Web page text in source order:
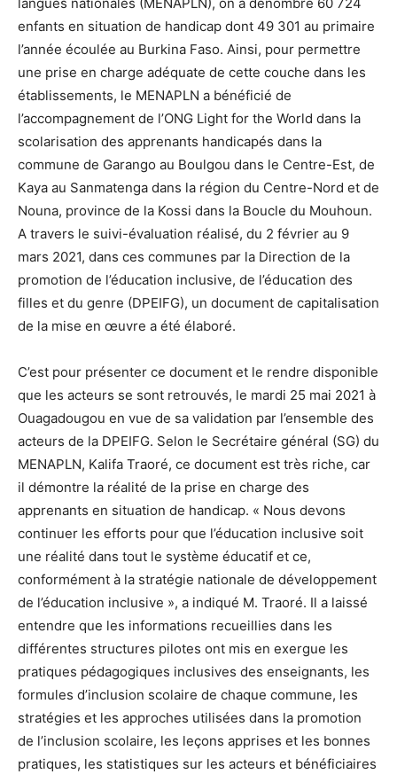
enfants en situation de handicap dont 49 301 au primaire
l’année écoulée au Burkina Faso. Ainsi, pour permettre
une prise en charge adéquate de cette couche dans les
établissements, le MENAPLN a bénéficié de
l’accompagnement de l’ONG Light for the World dans la
scolarisation des apprenants handicapés dans la
commune de Garango au Boulgou dans le Centre-Est, de
Kaya au Sanmatenga dans la région du Centre-Nord et de
Nouna, province de la Kossi dans la Boucle du Mouhoun.
A travers le suivi-évaluation réalisé, du 2 février au 9
mars 2021, dans ces communes par la Direction de la
promotion de l’éducation inclusive, de l’éducation des
filles et du genre (DPEIFG), un document de capitalisation
de la mise en œuvre a été élaboré.
C’est pour présenter ce document et le rendre disponible
que les acteurs se sont retrouvés, le mardi 25 mai 2021 à
Ouagadougou en vue de sa validation par l’ensemble des
acteurs de la DPEIFG. Selon le Secrétaire général (SG) du
MENAPLN, Kalifa Traoré, ce document est très riche, car
il démontre la réalité de la prise en charge des
apprenants en situation de handicap. « Nous devons
continuer les efforts pour que l’éducation inclusive soit
une réalité dans tout le système éducatif et ce,
conformément à la stratégie nationale de développement
de l’éducation inclusive », a indiqué M. Traoré. Il a laissé
entendre que les informations recueillies dans les
différentes structures pilotes ont mis en exergue les
pratiques pédagogiques inclusives des enseignants, les
formules d’inclusion scolaire de chaque commune, les
stratégies et les approches utilisées dans la promotion
de l’inclusion scolaire, les leçons apprises et les bonnes
pratiques, les statistiques sur les acteurs et bénéficiaires